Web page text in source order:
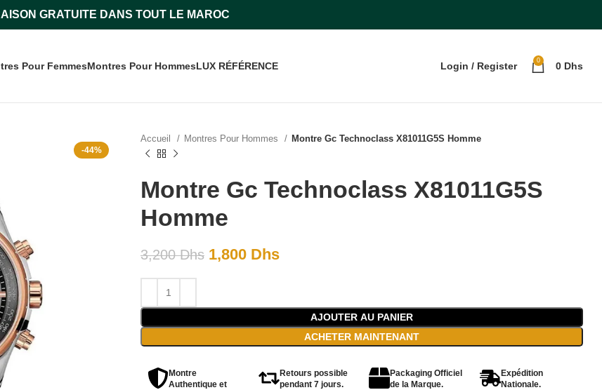
GRATUITE DANS TOUT LE MAROC
Pour FemmesMontres Pour HommesLUX RÉFÉRENCE Login / Register 0 0 Dhs
-44%
Accueil Montres Pour Hommes Montre Gc Technoclass X81011G5S Homme
Montre Gc Technoclass X81011G5S
Homme
3,200Dhs 1,800 Dhs
AJOUTER AU PANIER
ACHETER MAINTENANT
Montre
Authentique et
Retours possible
pendant 7 jours.
Packaging Officiel
de la Marque.
Expédition
Nationale.